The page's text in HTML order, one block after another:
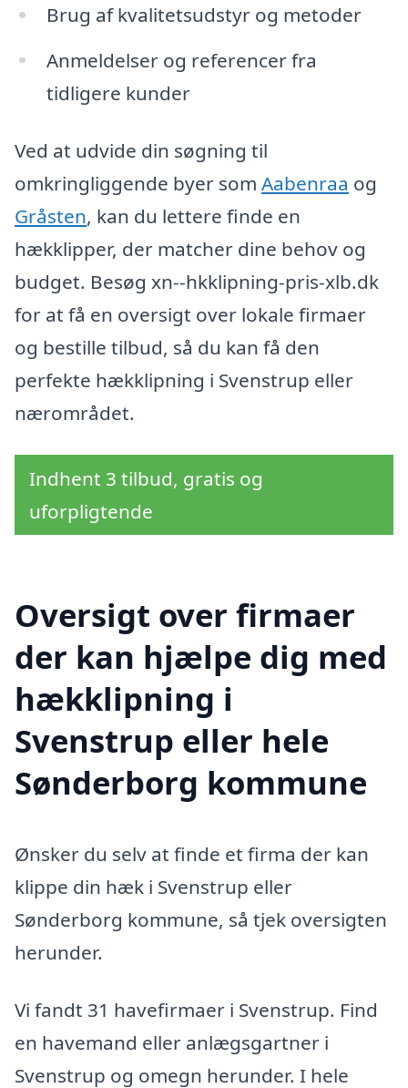
Brug af kvalitetsudstyr og metoder
Anmeldelser og referencer fra
tidligere kunder
Ved at udvide din søgning til
omkringliggende byer som Aabenraa og
Gråsten, kan du lettere finde en
hækklipper, der matcher dine behov og
budget. Besøg xn--hkklipning-pris-xlb.dk
for at få en oversigt over lokale firmaer
og bestille tilbud, så du kan få den
perfekte hækklipning i Svenstrup eller
nærområdet.
Indhent 3 tilbud, gratis og
uforpligtende
Oversigt over firmaer
der kan hjælpe dig med
hækklipning i
Svenstrup eller hele
Sønderborg kommune
Ønsker du selv at finde et firma der kan
klippe din hæk i Svenstrup eller
Sønderborg kommune, så tjek oversigten
herunder.
Vi fandt 31 havefirmaer i Svenstrup. Find
en havemand eller anlægsgartner i
Svenstrup og omegn herunder. I hele